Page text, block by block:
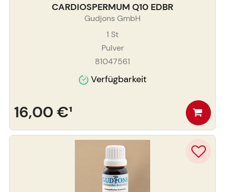
CARDIOSPERMUM Q10 EDBR
Gudjons GmbH
1 St
Pulver
81047561
Verfügbarkeit
16,00 €¹